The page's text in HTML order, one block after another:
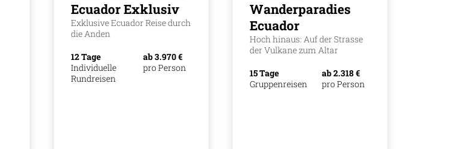
Ecuador Exklusiv
Exklusive Ecuador Reise durch
die Anden
12 Tage
Individuelle
Rundreisen
ab 3.970 €
pro Person
Wanderparadies
Ecuador
Hoch hinaus: Auf der Strasse
der Vulkane zum Altar
15 Tage
Gruppenreisen
ab 2.318 €
pro Person